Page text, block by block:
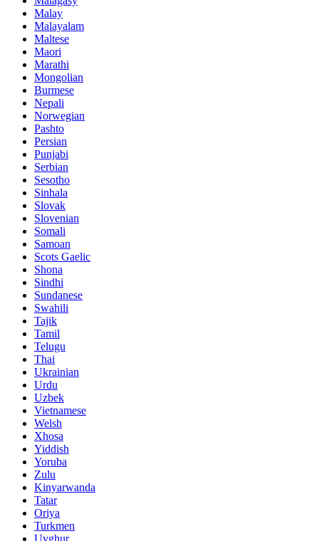
Malay
Malayalam
Maltese
Maori
Marathi
Mongolian
Burmese
Nepali
Norwegian
Pashto
Persian
Punjabi
Serbian
Sesotho
Sinhala
Slovak
Slovenian
Somali
Samoan
Scots Gaelic
Shona
Sindhi
Sundanese
Swahili
Tajik
Tamil
Telugu
Thai
Ukrainian
Urdu
Uzbek
Vietnamese
Welsh
Xhosa
Yiddish
Yoruba
Zulu
Kinyarwanda
Tatar
Oriya
Turkmen